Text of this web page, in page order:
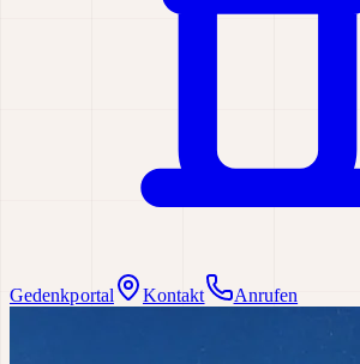
Gedenkportal Kontakt Anrufen